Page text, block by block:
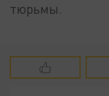
тюрьмы.